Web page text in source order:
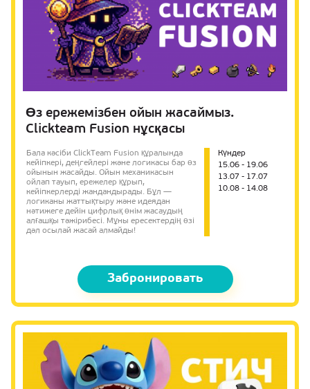
Өз ережемізбен ойын жасаймыз.
Clickteam Fusion нұсқасы
Бала кәсіби ClickTeam Fusion құралында
кейіпкері, деңгейлері және логикасы бар өз
ойынын жасайды. Ойын механикасын
ойлап тауып, ережелер құрып,
кейіпкерлерді жандандырады. Бұл —
логиканы жаттықтыру және идеядан
нәтижеге дейін цифрлық өнім жасаудың
алғашқы тәжірибесі. Мұны ересектердің өзі
дәл осылай жасай алмайды!
Күндер
15.06 - 19.06
13.07 - 17.07
10.08 - 14.08
Забронировать